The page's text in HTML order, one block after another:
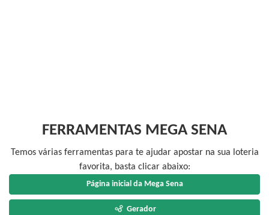
FERRAMENTAS MEGA SENA
Temos várias ferramentas para te ajudar apostar na sua loteria
favorita, basta clicar abaixo:
Página inicial da Mega Sena
Gerador